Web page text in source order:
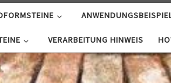
VERARBEITUNG HINWEIS